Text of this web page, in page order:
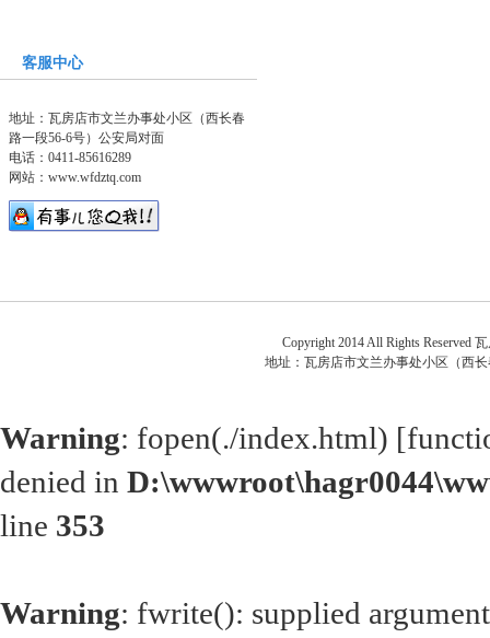
客服中心
地址：瓦房店市文兰办事处小区（西长春
路一段56-6号）公安局对面
电话：0411-85616289
网站： www.wfdztq.com
Copyright 2014 All Rights Reserved
地址： 瓦房店市文兰办事处小区（西
Warning: fopen(./index.html) [
denied in
line 353
Warning: fwrite(): supplied